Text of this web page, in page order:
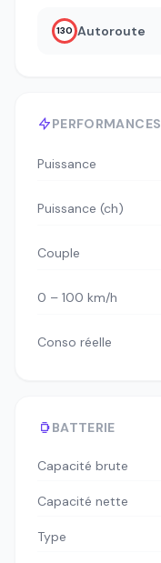
PERFORMANCES
Puissance
Puissance (ch)
Couple
0 – 100 km/h
Conso réelle
BATTERIE
Capacité brute
Capacité nette
Type
130 Autoroute